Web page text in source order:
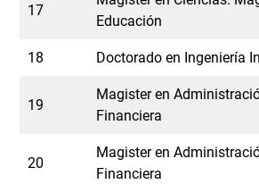
17
Educación
18 Doctorado en Ingeniería
19
Magister en
Financiera
20
Magister en
Financiera